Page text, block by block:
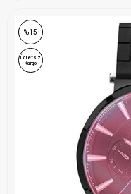
%15
Ücretsiz
Kargo